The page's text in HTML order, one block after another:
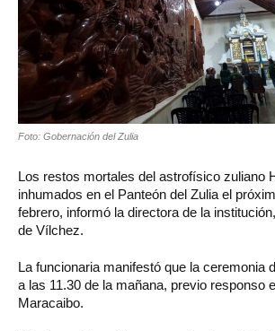
Foto: Gobernación del Zulia
Los restos mortales del astrofísico zuliano
inhumados en el Panteón del Zulia el
febrero, informó la directora de la
de Vílchez.
La funcionaria manifestó que la ceremonia
a las 11.30 de la mañana, previo responso
Maracaibo.